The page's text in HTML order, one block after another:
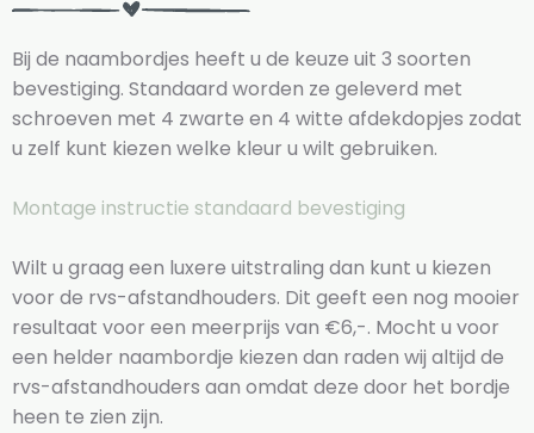
Bij de naambordjes heeft u de keuze uit 3 soorten
bevestiging. Standaard worden ze geleverd met
schroeven met 4 zwarte en 4 witte afdekdopjes zodat
u zelf kunt kiezen welke kleur u wilt gebruiken.
Montage instructie standaard bevestiging
Wilt u graag een luxere uitstraling dan kunt u kiezen
voor de rvs-afstandhouders. Dit geeft een nog mooier
resultaat voor een meerprijs van €6,-. Mocht u voor
een helder naambordje kiezen dan raden wij altijd de
rvs-afstandhouders aan omdat deze door het bordje
heen te zien zijn.